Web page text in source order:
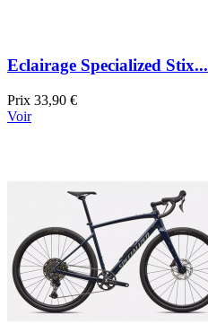
Eclairage Specialized Stix...
Prix 33,90 €
Voir